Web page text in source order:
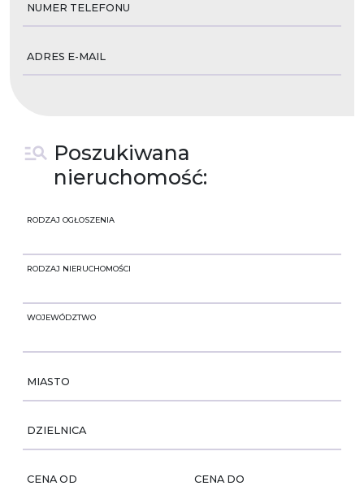
NUMER TELEFONU
ADRES E-MAIL
Poszukiwana
nieruchomość:
RODZAJ OGŁOSZENIA
RODZAJ NIERUCHOMOŚCI
WOJEWÓDZTWO
MIASTO
DZIELNICA
CENA OD CENA DO